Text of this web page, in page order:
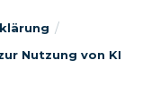
Nutzung von KI